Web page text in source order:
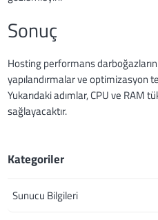
Sonuç
Hosting performans
yapılandırmalar ve optimizasyon
Yukarıdaki adımlar, CPU ve RAM
sağlayacaktır.
Kategoriler
Sunucu Bilgileri